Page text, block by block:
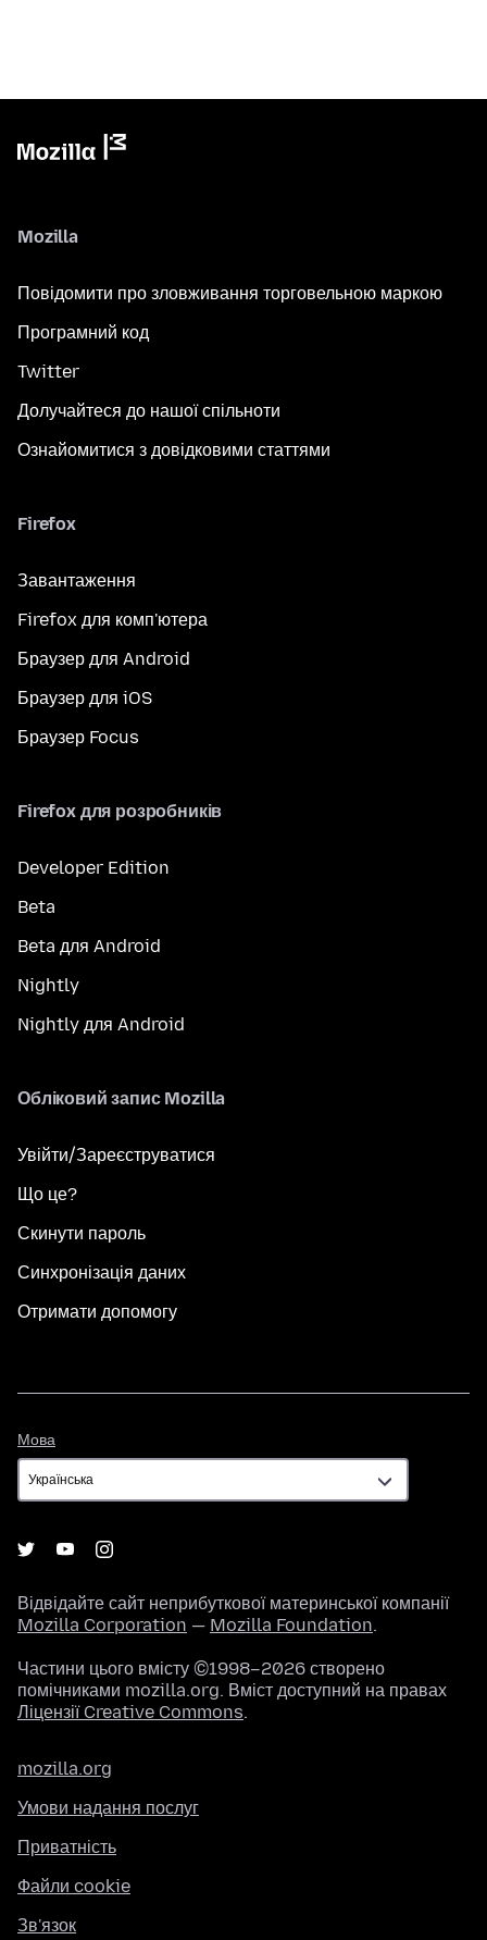
Mozilla
Повідомити про зловживання торговельною маркою
Програмний код
Twitter
Долучайтеся до нашої спільноти
Ознайомитися з довідковими статтями
Firefox
Завантаження
Firefox для комп'ютера
Браузер для Android
Браузер для iOS
Браузер Focus
Firefox для розробників
Developer Edition
Beta
Beta для Android
Nightly
Nightly для Android
Обліковий запис Mozilla
Увійти/Зареєструватися
Що це?
Скинути пароль
Синхронізація даних
Отримати допомогу
Мова
Відвідайте сайт неприбуткової материнської компанії
Mozilla Corporation — Mozilla Foundation.
Частини цього вмісту ©1998–2026 створено
помічниками mozilla.org. Вміст доступний на правах
Ліцензії Creative Commons.
mozilla.org
Умови надання послуг
Приватність
Файли cookie
Зв'язок